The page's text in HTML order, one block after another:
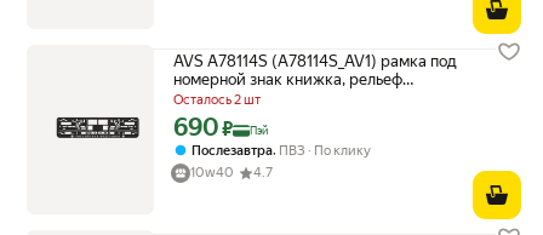
AVS A78114S (A78114S_AV1) рамка под
номерной знак книжка, рельеф
российская федерация чёрная,
Осталось 2 шт
Цена с картой Яндекс Пэй 690 ₽ вместо
690₽ Пэй
Послезавтра, ПВЗ
По клику
10w40
4.7